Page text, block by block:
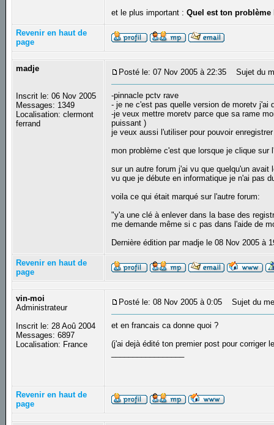
et le plus important :Quel est ton problème
Revenir en haut de
page
madje
Inscrit le: 06 Nov 2005
Messages: 1349
Localisation: clermont
ferrand
Posté le: 07 Nov 2005 à 22:35 Sujet du
-pinnacle pctv rave
- je ne c'est pas quelle version de moretv j'ai
-je veux mettre moretv parce que sa rame
puissant )
je veux aussi l'utiliser pour pouvoir
mon problème c'est que lorsque je clique
sur un autre forum j'ai vu que quelqu'un
vu que je débute en informatique je n'ai pas
voila ce qui était marqué sur l'autre forum:
"y'a une clé à enlever dans la base des
me demande même si c pas dans l'aide de
Dernière édition par madje le 08 Nov 2005 à
Revenir en haut de
page
vin-moi
Administrateur
Inscrit le: 28 Aoû 2004
Messages: 6897
Localisation: France
Posté le: 08 Nov 2005 à 0:05 Sujet du
et en francais ca donne quoi ?
(j'ai dejà édité ton premier post pour corriger
Revenir en haut de
page